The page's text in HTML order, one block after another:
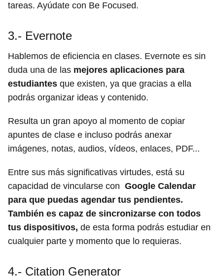
tareas. Ayúdate con Be Focused.
3.- Evernote
Hablemos de eficiencia en clases. Evernote es sin
duda una de las mejores aplicaciones para
estudiantes que existen, ya que gracias a ella
podrás organizar ideas y contenido.
Resulta un gran apoyo al momento de copiar
apuntes de clase e incluso podrás anexar
imágenes, notas, audios, vídeos, enlaces, PDF...
Entre sus más significativas virtudes, está su
capacidad de vincularse con Google Calendar
para que puedas agendar tus pendientes.
También es capaz de sincronizarse con todos
tus dispositivos, de esta forma podrás estudiar en
cualquier parte y momento que lo requieras.
4.- Citation Generator